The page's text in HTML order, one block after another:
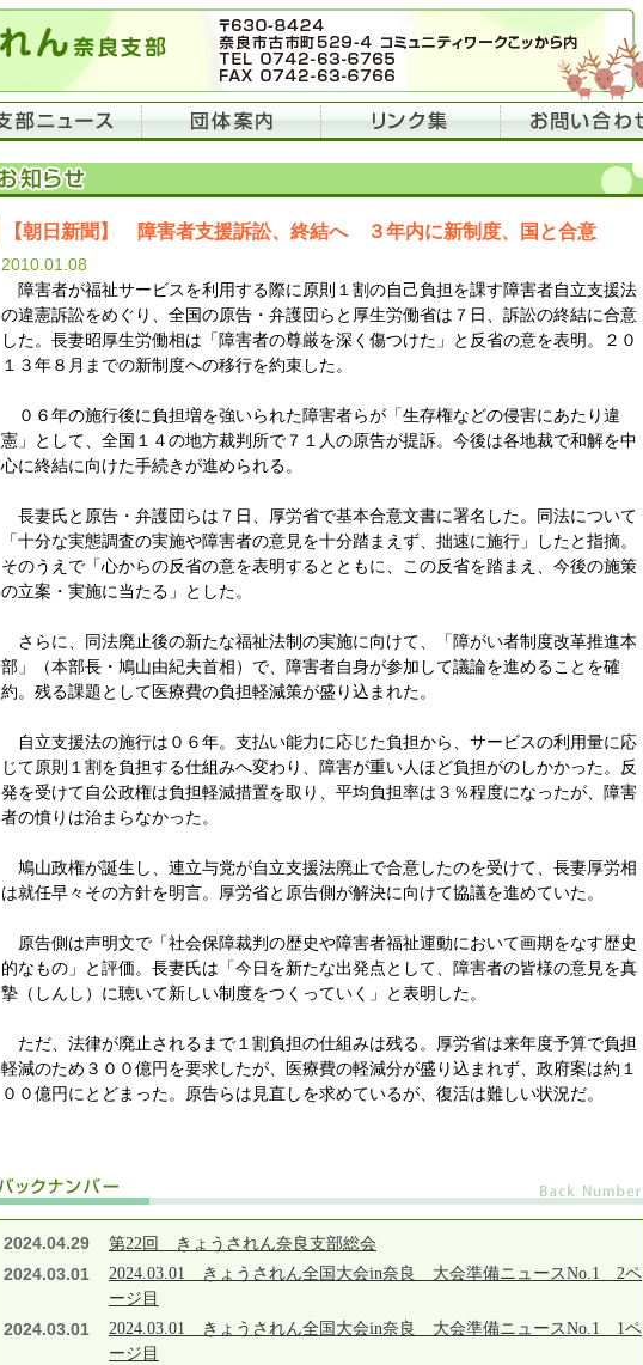
【朝日新聞】 障害者支援訴訟、終結へ ３年内に新制度、国と合意
2010.01.08
障害者が福祉サービスを利用する際に原則１割の自己負担を課す障害者自立支援法
の違憲訴訟をめぐり、全国の原告・弁護団らと厚生労働省は７日、訴訟の終結に合意
した。長妻昭厚生労働相は「障害者の尊厳を深く傷つけた」と反省の意を表明。２０
１３年８月までの新制度への移行を約束した。
０６年の施行後に負担増を強いられた障害者らが「生存権などの侵害にあたり違
憲」として、全国１４の地方裁判所で７１人の原告が提訴。今後は各地裁で和解を中
心に終結に向けた手続きが進められる。
長妻氏と原告・弁護団らは７日、厚労省で基本合意文書に署名した。同法について
「十分な実態調査の実施や障害者の意見を十分踏まえず、拙速に施行」したと指摘。
そのうえで「心からの反省の意を表明するとともに、この反省を踏まえ、今後の施策
の立案・実施に当たる」とした。
さらに、同法廃止後の新たな福祉法制の実施に向けて、「障がい者制度改革推進本
部」（本部長・鳩山由紀夫首相）で、障害者自身が参加して議論を進めることを確
約。残る課題として医療費の負担軽減策が盛り込まれた。
自立支援法の施行は０６年。支払い能力に応じた負担から、サービスの利用量に応
じて原則１割を負担する仕組みへ変わり、障害が重い人ほど負担がのしかかった。反
発を受けて自公政権は負担軽減措置を取り、平均負担率は３％程度になったが、障害
者の憤りは治まらなかった。
鳩山政権が誕生し、連立与党が自立支援法廃止で合意したのを受けて、長妻厚労相
は就任早々その方針を明言。厚労省と原告側が解決に向けて協議を進めていた。
原告側は声明文で「社会保障裁判の歴史や障害者福祉運動において画期をなす歴史
的なもの」と評価。長妻氏は「今日を新たな出発点として、障害者の皆様の意見を真
摯（しんし）に聴いて新しい制度をつくっていく」と表明した。
ただ、法律が廃止されるまで１割負担の仕組みは残る。厚労省は来年度予算で負担
軽減のため３００億円を要求したが、医療費の軽減分が盛り込まれず、政府案は約１
００億円にとどまった。原告らは見直しを求めているが、復活は難しい状況だ。
2024.04.29 第22回 きょうされん奈良支部総会
2024.03.01
2024.03.01 きょうされん全国大会in奈良 大会準備ニュースNo.1 2ペ
ージ目
2024.03.01
2024.03.01 きょうされん全国大会in奈良 大会準備ニュースNo.1 1ペ
ージ目